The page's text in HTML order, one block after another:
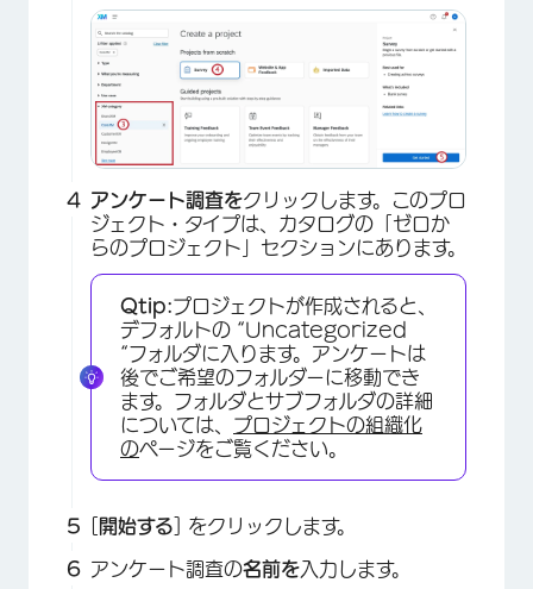
アンケート調査をクリックします。このプロ
ジェクト・タイプは、カタログの「ゼロか
らのプロジェクト」セクションにあります。
Qtip:プロジェクトが作成されると、
デフォルトの “Uncategorized
“フォルダに入ります。アンケートは
後でご希望のフォルダーに移動でき
ます。フォルダとサブフォルダの詳細
については、 プロジェクトの組織化
のページをご覧ください。
開始する ] をクリックします。
アンケート調査の名前を入力します。